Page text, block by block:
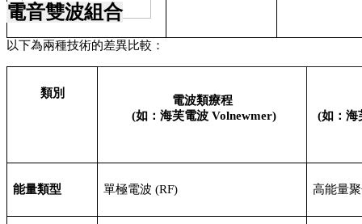
電音雙波組合
以下為兩種技術的差異比較：
類別
電波類療程
(如：海芙電波 Volnewmer)
(如：
能量類型 單極電波 (RF) 高能量